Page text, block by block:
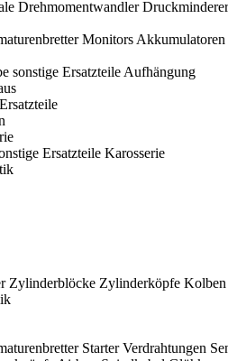
Drehmomentwandler Druckminderer
Monitors Akkumulatoren
sonstige Ersatzteile Aufhängung
Ersatzteile Karosserie
Zylinderblöcke Zylinderköpfe Kolben
Starter Verdrahtungen